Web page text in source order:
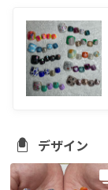
デザイン